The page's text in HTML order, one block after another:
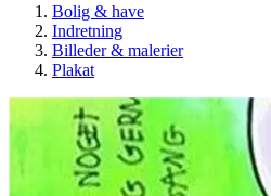
Bolig & have
Indretning
Billeder & malerier
Plakat